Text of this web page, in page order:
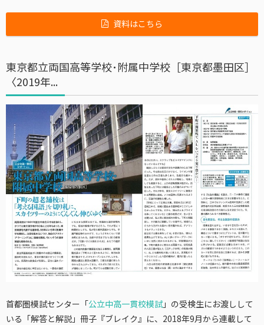
資料はこちら
東京都立両国高等学校･附属中学校［東京都墨田区］
〈2019年...
首都圏模試センター「公立中高一貫校模試」の受検生にお渡しして
いる「解答と解説」冊子『ブレイク』に、2018年9月から連載して